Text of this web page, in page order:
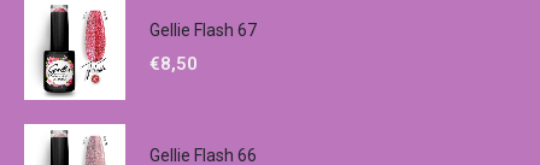
Gellie Flash 67
€8,50
Gellie Flash 66